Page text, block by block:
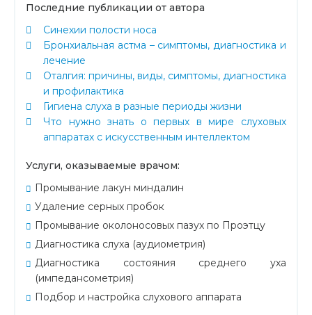
Последние публикации от автора
Синехии полости носа
Бронхиальная астма – симптомы, диагностика и
лечение
Оталгия: причины, виды, симптомы, диагностика
и профилактика
Гигиена слуха в разные периоды жизни
Что нужно знать о первых в мире слуховых
аппаратах с искусственным интеллектом
Услуги, оказываемые врачом:
Промывание лакун миндалин
Удаление серных пробок
Промывание околоносовых пазух по Проэтцу
Диагностика слуха (аудиометрия)
Диагностика состояния среднего уха
(импедансометрия)
Подбор и настройка слухового аппарата